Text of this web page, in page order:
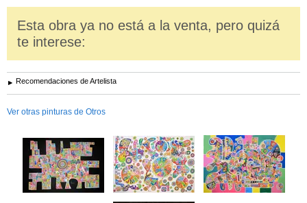
Esta obra ya no está a la venta, pero quizá
te interese:
Recomendaciones de Artelista
Ver otras pinturas de Otros